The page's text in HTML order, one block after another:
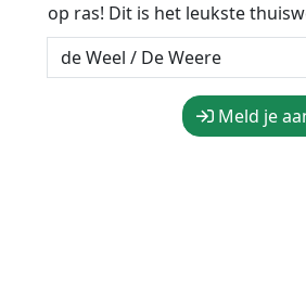
op ras! Dit is het leukste
Meld je